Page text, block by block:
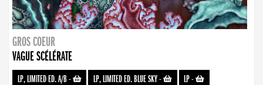
GROS COEUR
VAGUE SCÉLÉRATE
LP, LIMITED ED. A/B- LP, LIMITED ED. BLUE SKY- LP-